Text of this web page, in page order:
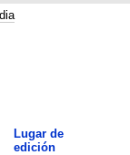
Lugar de
edición